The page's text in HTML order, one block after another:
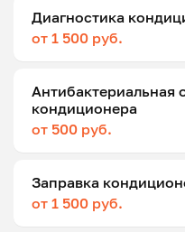
Диагностика
от 1 500 руб.
Антибактериальная
кондиционера
от 500 руб.
Заправка
от 1 500 руб.